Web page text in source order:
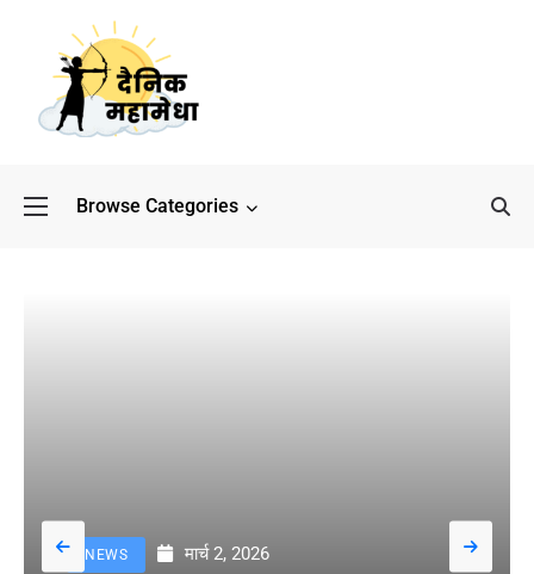
Browse Categories
NEWS मार्च 2, 2026